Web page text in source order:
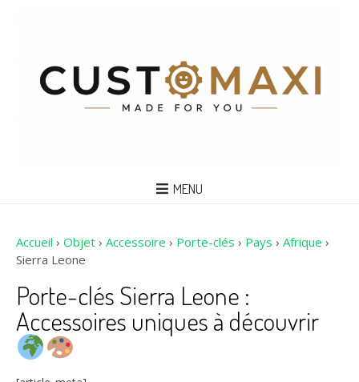
MENU
Accueil › Objet › Accessoire › Porte-clés › Pays › Afrique ›
Sierra Leone
Porte-clés Sierra Leone :
Accessoires uniques à découvrir